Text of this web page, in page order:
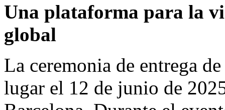
Una plataforma para la
global
La ceremonia de entrega
lugar el 12 de junio de